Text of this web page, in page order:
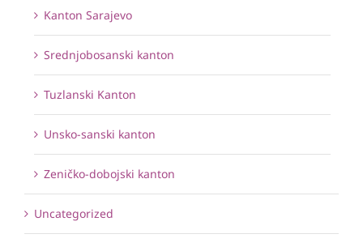
Kanton Sarajevo
Srednjobosanski kanton
Tuzlanski Kanton
Unsko-sanski kanton
Zeničko-dobojski kanton
Uncategorized